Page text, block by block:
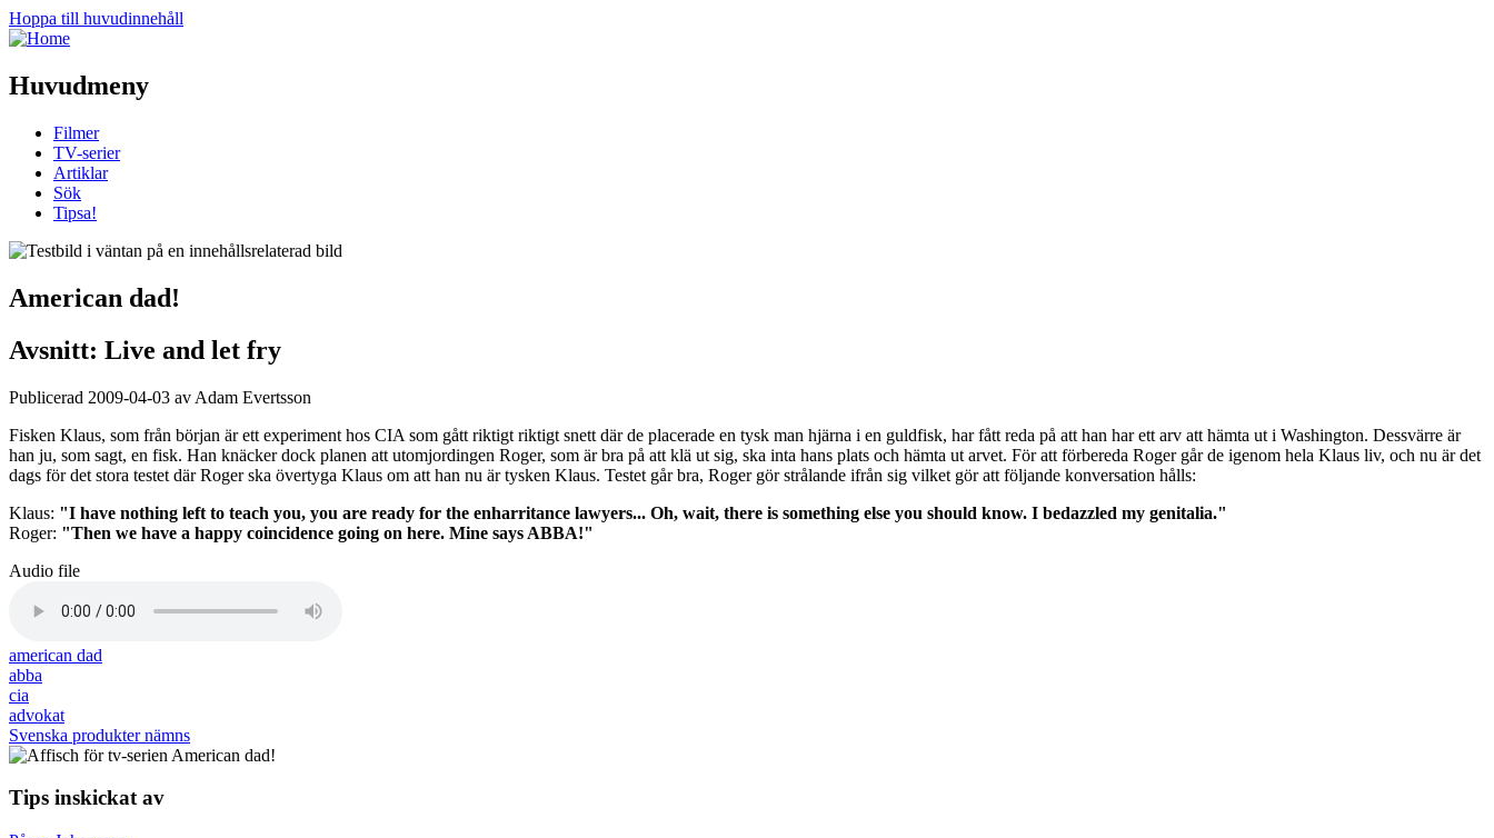
Hoppa till huvudinnehåll
Huvudmeny
Filmer
TV-serier
Artiklar
Sök
Tipsa!
American dad!
Avsnitt: Live and let fry
Publicerad 2009-04-03 av Adam Evertsson
Fisken Klaus, som från början är ett experiment hos CIA som gått riktigt riktigt snett där de placerade en tysk man hjärna i en guldfisk, har fått reda på att han har ett arv att hämta ut i Washington. Dessvärre är
han ju, som sagt, en fisk. Han knäcker dock planen att utomjordingen Roger, som är bra på att klä ut sig, ska inta hans plats och hämta ut arvet. För att förbereda Roger går de igenom hela Klaus liv, och nu är det
dags för det stora testet där Roger ska övertyga Klaus om att han nu är tysken Klaus. Testet går bra, Roger gör strålande ifrån sig vilket gör att följande konversation hålls:
Klaus: "I have nothing left to teach you, you are ready for the enharritance lawyers... Oh, wait, there is something else you should know. I bedazzled my genitalia."
Roger: "Then we have a happy coincidence going on here. Mine says ABBA!"
Audio file
american dad
abba
cia
advokat
Svenska produkter nämns
Tips inskickat av